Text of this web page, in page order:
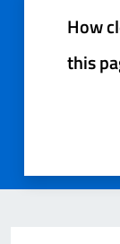
How
this